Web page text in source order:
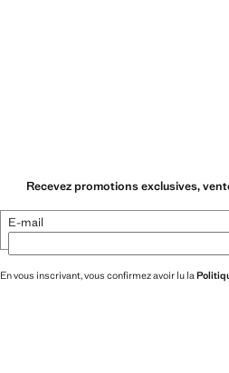
Recevez promotions exclusives,
E-mail
En vous inscrivant, vous confirmez avoir lu la